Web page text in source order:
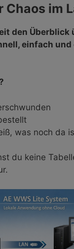
Chaos im
den Überblick
einfach und
was noch da
du keine